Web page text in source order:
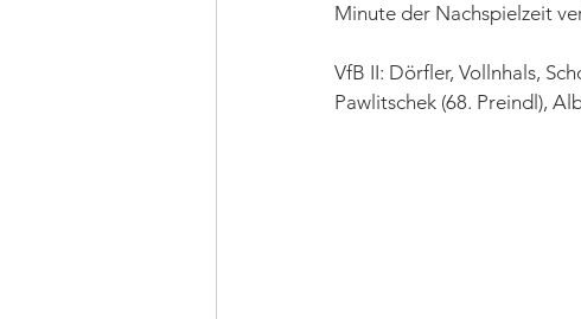
Minute der Nachspielzeit
VfB II: Dörfler, Vollnhals,
Pawlitschek (68. Preindl),